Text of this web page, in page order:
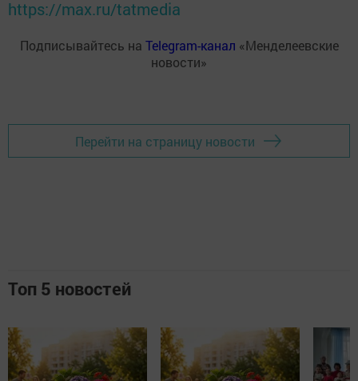
https://max.ru/tatmedia
Подписывайтесь на Telegram-канал «Менделеевские
новости»
Перейти на страницу новости
Топ 5 новостей